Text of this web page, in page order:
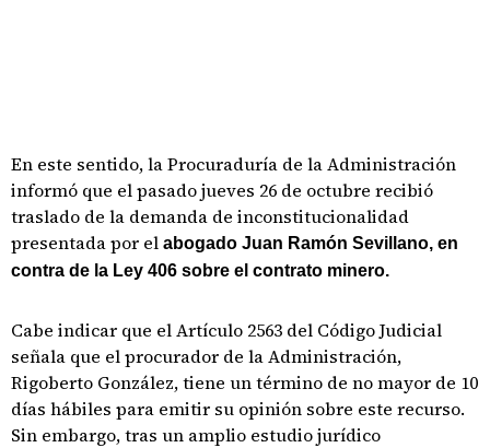
En este sentido, la Procuraduría de la Administración
informó que el pasado jueves 26 de octubre recibió
traslado de la demanda de inconstitucionalidad
presentada por el abogado Juan Ramón Sevillano, en
contra de la Ley 406 sobre el contrato minero.
Cabe indicar que el Artículo 2563 del Código Judicial
señala que el procurador de la Administración,
Rigoberto González, tiene un término de no mayor de 10
días hábiles para emitir su opinión sobre este recurso.
Sin embargo, tras un amplio estudio jurídico